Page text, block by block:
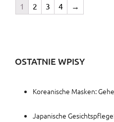
1 2 3 4 →
OSTATNIE WPISY
Koreanische Masken:
Japanische